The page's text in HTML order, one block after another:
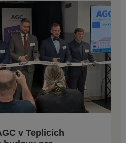
v Teplicích